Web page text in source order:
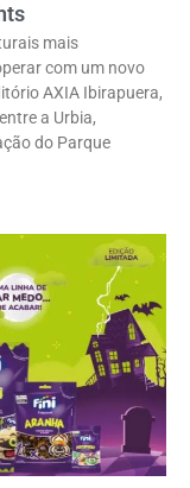
mais
com um novo
AXIA Ibirapuera,
a Urbia,
do Parque